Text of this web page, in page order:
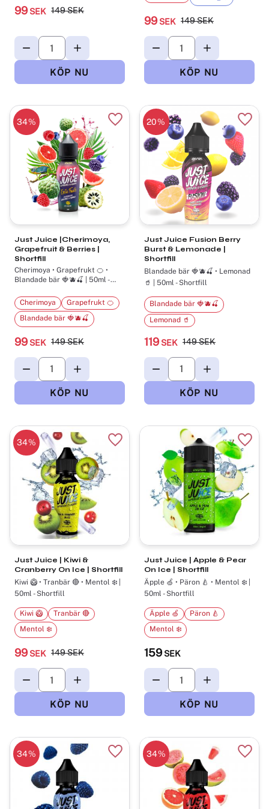
99 SEK 149SEK
99 SEK 149SEK
Just Juice |Cherimoya,
Grapefruit & Berries |
Shortfill
Cherimoya • Grapefrukt 🍊 •
Blandade bär 🍓🫐🍒 | 50ml -
99 SEK 149SEK
Cherimoya
Grapefrukt 🍊
Blandade bär 🍓🫐🍒
34% Lägg till i favoriter
Just Juice Fusion Berry
Burst & Lemonade |
Shortfill
Blandade bär 🍓🫐🍒 • Lemonad
🥤 | 50ml - Shortfill
119 SEK 149SEK
Blandade bär 🍓🫐🍒
Lemonad 🥤
20%
Just Juice | Kiwi &
Cranberry On Ice | Shortfill
Kiwi 🥝 • Tranbär 🔴 • Mentol ❄️ |
50ml - Shortfill
99 SEK 149SEK
Kiwi 🥝
Tranbär 🔴
Mentol ❄️
34% Lägg till i favoriter
Just Juice | Apple & Pear
On Ice | Shortfill
Äpple 🍏 • Päron 🍐 • Mentol ❄️ |
50ml - Shortfill
159 SEK
Äpple 🍏
Päron 🍐
Mentol ❄️
34% Lägg till i favoriter
34%